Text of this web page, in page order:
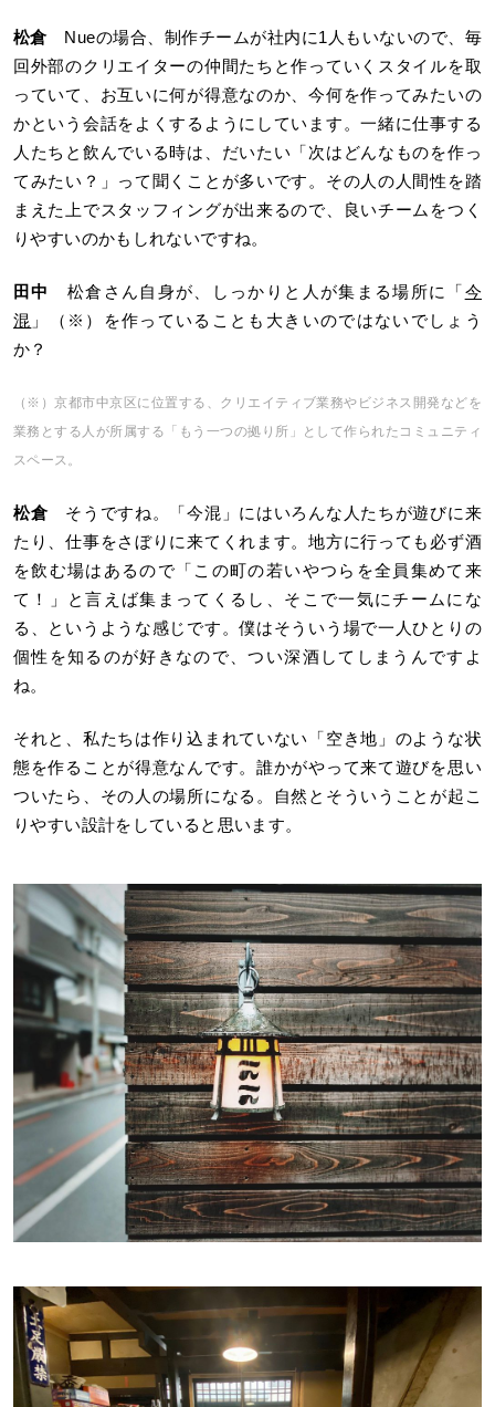
松倉 Nueの場合、制作チームが社内に1人もいないので、毎
回外部のクリエイターの仲間たちと作っていくスタイルを取
っていて、お互いに何が得意なのか、今何を作ってみたいの
かという会話をよくするようにしています。一緒に仕事する
人たちと飲んでいる時は、だいたい「次はどんなものを作っ
てみたい？」って聞くことが多いです。その人の人間性を踏
まえた上でスタッフィングが出来るので、良いチームをつく
りやすいのかもしれないですね。
田中 松倉さん自身が、しっかりと人が集まる場所に「今
混 」（※）を作っていることも大きいのではないでしょう
か？
（※）京都市中京区に位置する、クリエイティブ業務やビジネス開発などを
業務とする人が所属する「もう一つの拠り所」として作られたコミュニティ
スペース。
松倉そうですね。「今混」にはいろんな人たちが遊びに来
たり、仕事をさぼりに来てくれます。地方に行っても必ず酒
を飲む場はあるので「この町の若いやつらを全員集めて来
て！」と言えば集まってくるし、そこで一気にチームにな
る、というような感じです。僕はそういう場で一人ひとりの
個性を知るのが好きなので、つい深酒してしまうんですよ
ね。
それと、私たちは作り込まれていない「空き地」のような状
態を作ることが得意なんです。誰かがやって来て遊びを思い
ついたら、その人の場所になる。自然とそういうことが起こ
りやすい設計をしていると思います。